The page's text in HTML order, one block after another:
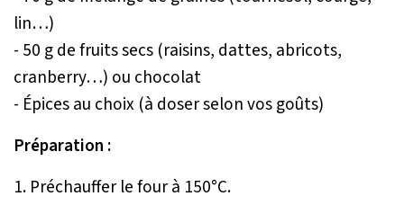
lin…)
- 50 g de fruits secs (raisins, dattes, abricots,
cranberry…) ou chocolat
- Épices au choix (à doser selon vos goûts)
Préparation :
1. Préchauffer le four à 150°C.